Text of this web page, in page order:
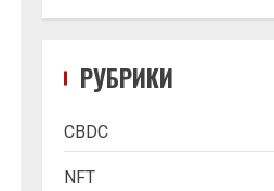
РУБРИКИ
CBDC
NFT